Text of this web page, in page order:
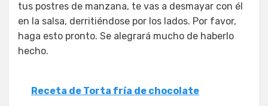
tus postres de manzana, te vas a desmayar con él
en la salsa, derritiéndose por los lados. Por favor,
haga esto pronto. Se alegrará mucho de haberlo
hecho.
Receta de Torta fría de chocolate